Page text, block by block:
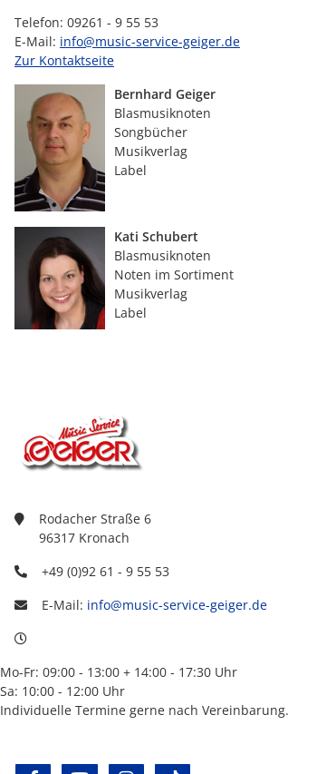
Telefon: 09261 - 9 55 53
E-Mail: info@music-service-geiger.de
Zur Kontaktseite
Bernhard Geiger
Blasmusiknoten
Songbücher
Musikverlag
Label
Kati Schubert
Blasmusiknoten
Noten im Sortiment
Musikverlag
Label
Rodacher Straße 6
96317 Kronach
+49 (0)92 61 - 9 55 53
E-Mail: info@music-service-geiger.de
Mo-Fr: 09:00 - 13:00 + 14:00 - 17:30 Uhr
Sa: 10:00 - 12:00 Uhr
Individuelle Termine gerne nach Vereinbarung.